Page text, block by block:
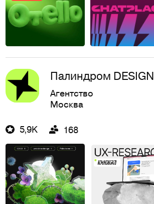
Палиндром DESIGN
Агентство
Москва
5,9K 168